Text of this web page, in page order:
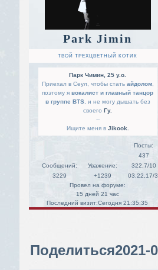
Park Jimin
ТВОЙ ТРЕХЦВЕТНЫЙ КОТИК
Парк Чимин, 25 y.o.
Приехал в Сеул, чтобы стать айдолом,
поэтому я вокалист и главный танцор
в группе BTS, и не могу дышать без
своего Гу.
--
Ищите меня в Jikook.
Сообщений:
3229
Уважение:
+1239
Посты:
437
322,7/10
03.22,17/
Провел на форуме:
15 дней 21 час
Последний визит:Сегодня 21:35:35
Поделиться2021-